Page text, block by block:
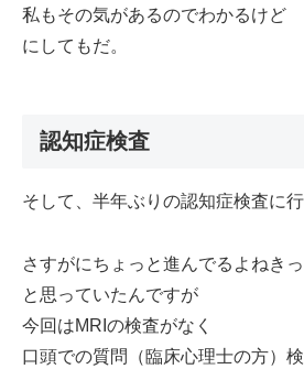
私もその気があるのでわかるけど
にしてもだ。
認知症検査
そして、半年ぶりの認知症検査に
さすがにちょっと進んでるよねきっ
と思っていたんですが
今回はMRIの検査がなく
口頭での質問（臨床心理士の方）